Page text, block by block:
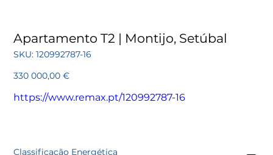
Apartamento T2 | Montijo, Setúbal
SKU: SKU
120992787-
120992787-16
Preço
330 000,00 €
https://www.remax.pt/120992787-16
Classificação Energética